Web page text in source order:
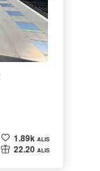
1.89k ALIS
22.20 ALIS